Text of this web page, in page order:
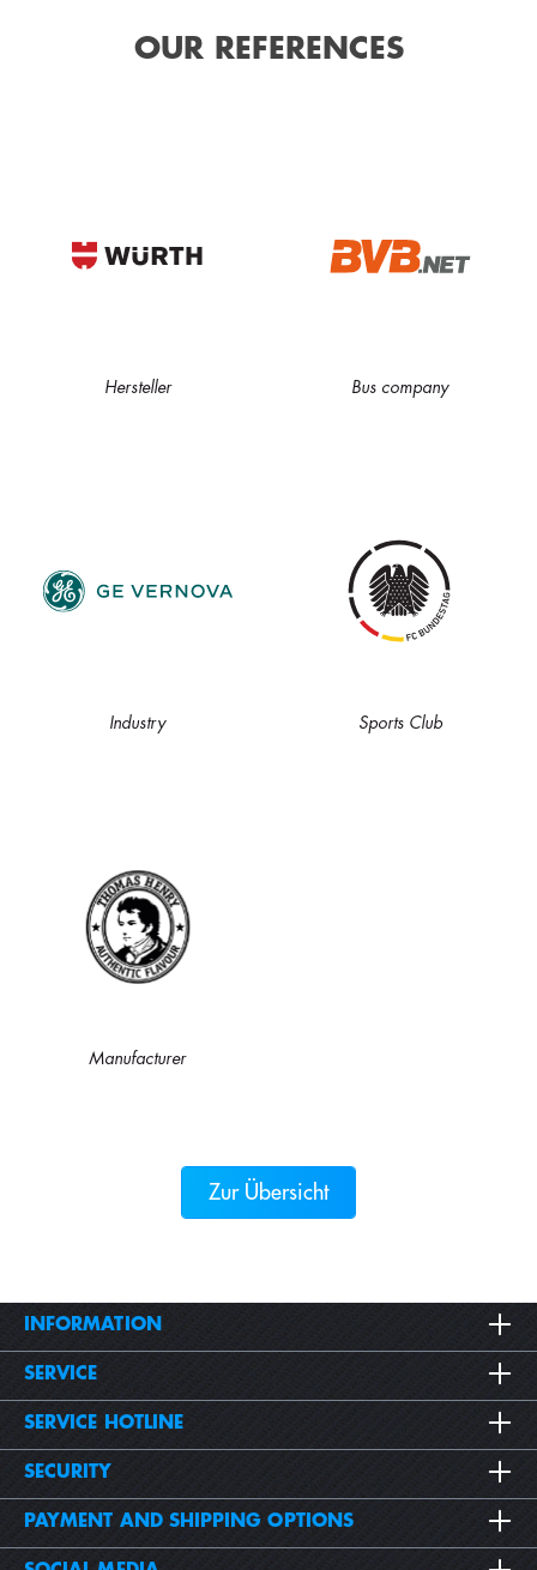
OUR REFERENCES
Hersteller Bus company
Industry Sports Club
Manufacturer
Zur Übersicht
INFORMATION
SERVICE
SERVICE HOTLINE
SECURITY
PAYMENT AND SHIPPING OPTIONS